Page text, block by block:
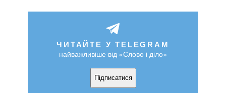
ЧИТАЙТЕ У TELEGRAM
найважливіше від «Слово і діло»
Підписатися